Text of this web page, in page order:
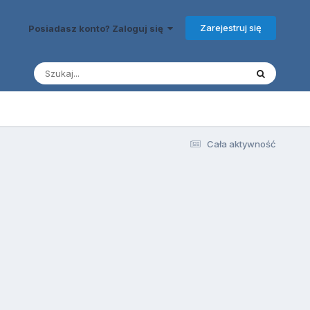
Posiadasz konto? Zaloguj się Zarejestruj się
Cała aktywność